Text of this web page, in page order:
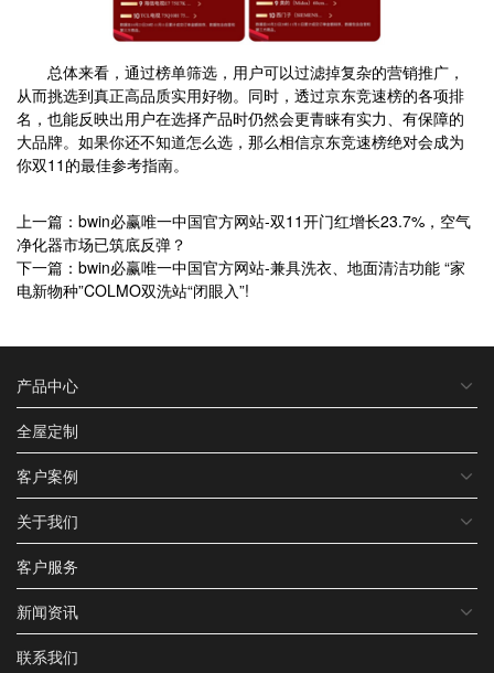
总体来看，通过榜单筛选，用户可以过滤掉复杂的营销推广，
从而挑选到真正高品质实用好物。同时，透过京东竞速榜的各项排
名，也能反映出用户在选择产品时仍然会更青睐有实力、有保障的
大品牌。如果你还不知道怎么选，那么相信京东竞速榜绝对会成为
你双11的最佳参考指南。
上一篇：bwin必赢唯一中国官方网站-双11开门红增长23.7%，空气
净化器市场已筑底反弹？
下一篇：bwin必赢唯一中国官方网站-兼具洗衣、地面清洁功能 “家
电新物种”COLMO双洗站“闭眼入”!
产品中心
全屋定制
客户案例
关于我们
客户服务
新闻资讯
联系我们